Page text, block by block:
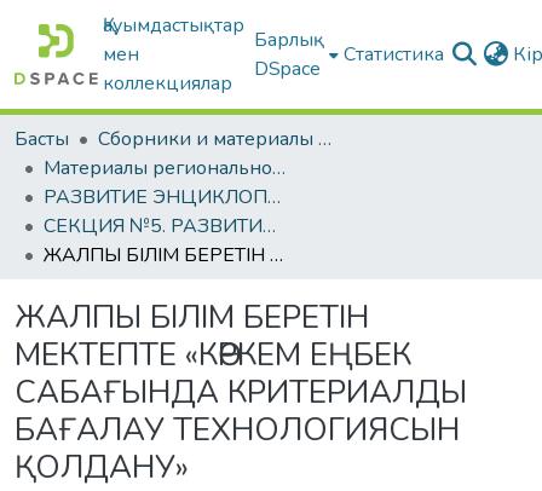
Қауымдастықтар
мен
коллекциялар
Барлық
DSpace
Статистика
Басты
Сборники и материалы конференций
Материалы региональной студенческой научно-практической конференции, посвящённой 1150-летию аль-Фараби
РАЗВИТИЕ ЭНЦИКЛОПЕДИЧЕСКОЙ МЫСЛИ АЛЬ-ФАРАБИ В ТРУДАХ МОЛОДЫХ УЧЕНЫХ
СЕКЦИЯ №5. РАЗВИТИЕ ФИЛОСОФИИ И СОЦИАЛЬНО-ПЕДАГОГИЧЕСКИХ НАУК: ИСТОРИЯ И СОВРЕМЕННОСТЬ
ЖАЛПЫ БІЛІМ БЕРЕТІН МЕКТЕПТЕ «КӨРКЕМ ЕҢБЕК САБАҒЫНДА КРИТЕРИАЛДЫ БАҒАЛАУ ТЕХНОЛОГИЯСЫН ҚОЛДАНУ»
ЖАЛПЫ БІЛІМ БЕРЕТІН
МЕКТЕПТЕ «КӨРКЕМ ЕҢБЕК
САБАҒЫНДА КРИТЕРИАЛДЫ
БАҒАЛАУ ТЕХНОЛОГИЯСЫН
ҚОЛДАНУ»